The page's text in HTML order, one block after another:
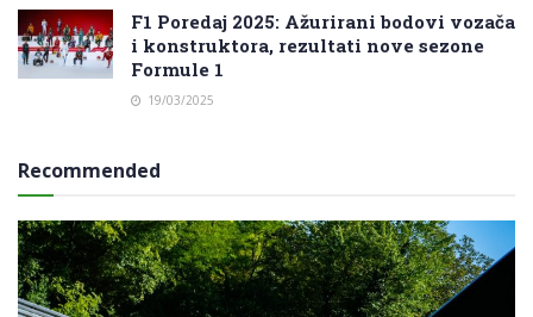
F1 Poredaj 2025: Ažurirani bodovi vozača
i konstruktora, rezultati nove sezone
Formule 1
19/03/2025
Recommended